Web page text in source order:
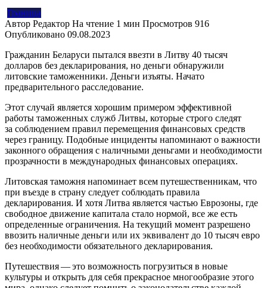
Граница
Автор Редактор На чтение 1 мин Просмотров 916
Опубликовано 09.08.2023
Гражданин Беларуси пытался ввезти в Литву 40 тысяч
долларов без декларирования, но деньги обнаружили
литовские таможенники. Деньги изъяты. Начато
предварительного расследование.
Этот случай является хорошим примером эффективной
работы таможенных служб Литвы, которые строго следят
за соблюдением правил перемещения финансовых средств
через границу. Подобные инциденты напоминают о важности
законного обращения с наличными деньгами и необходимости
прозрачности в международных финансовых операциях.
Литовская таможня напоминает всем путешественникам, что
при въезде в страну следует соблюдать правила
декларирования. И хотя Литва является частью Еврозоны, где
свободное движение капитала стало нормой, все же есть
определенные ограничения. На текущий момент разрешено
ввозить наличные деньги или их эквивалент до 10 тысяч евро
без необходимости обязательного декларирования.
Путешествия — это возможность погрузиться в новые
культуры и открыть для себя прекрасное многообразие этого